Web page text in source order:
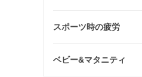
スポーツ時の疲労
ベビー&マタニティ